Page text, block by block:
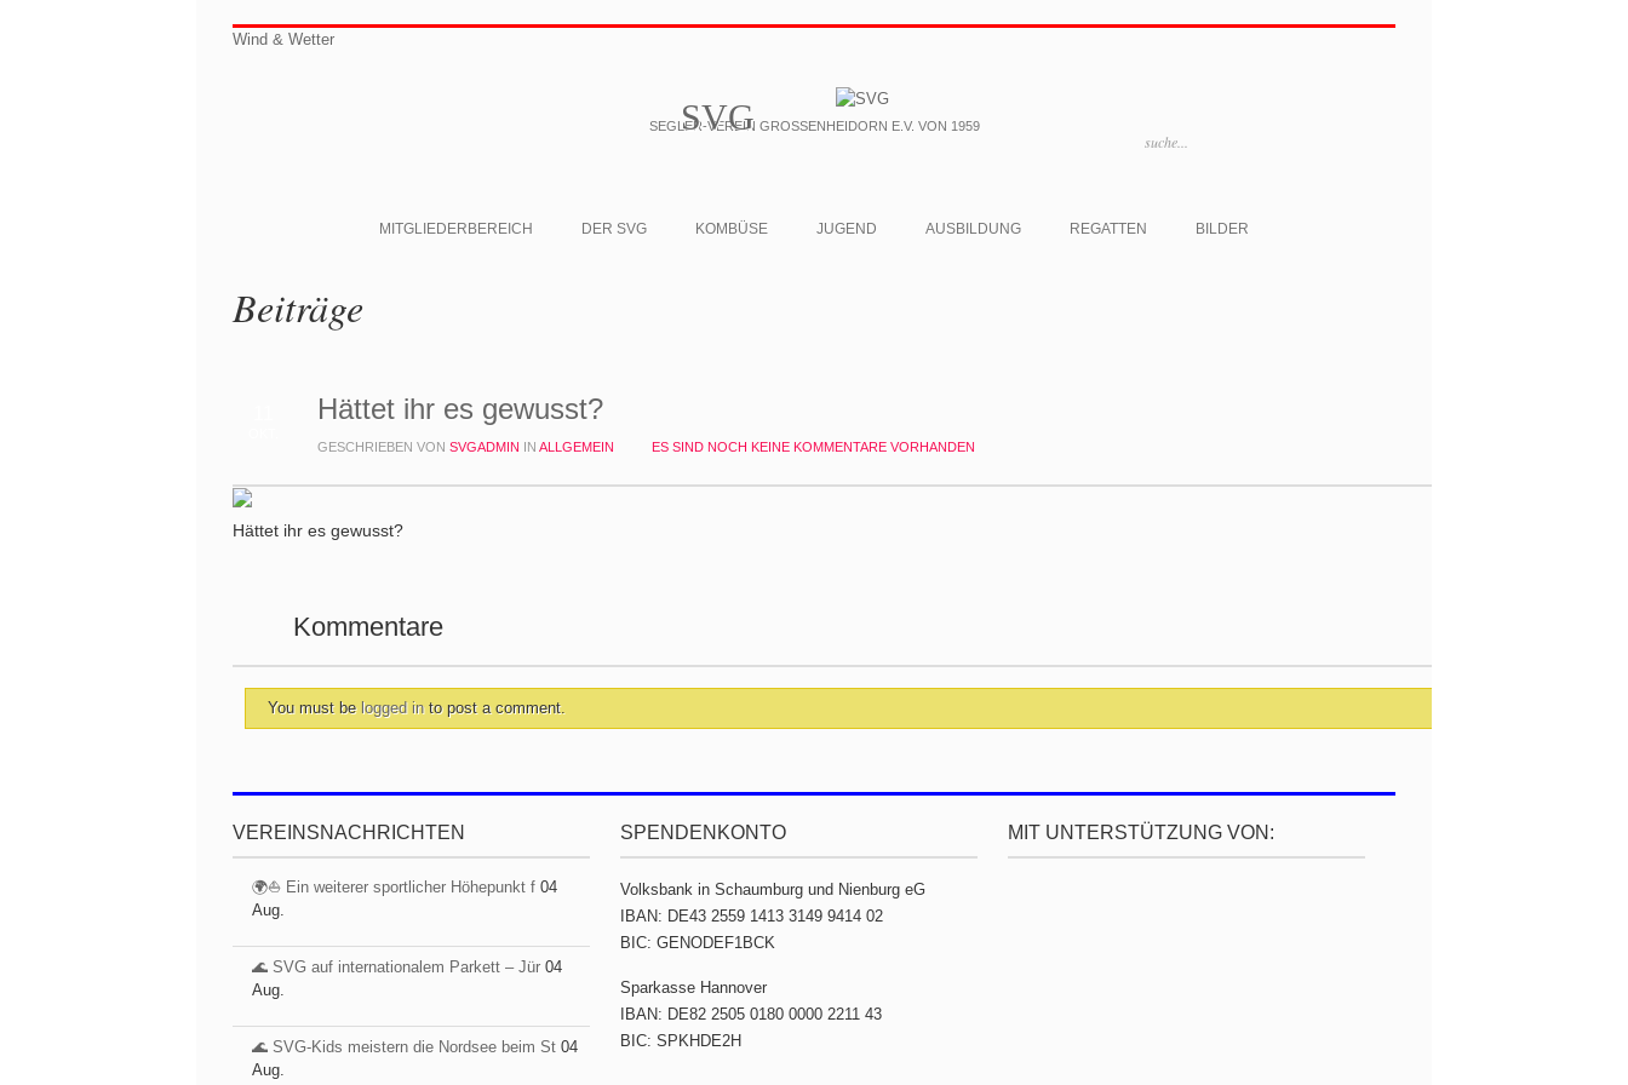
Wind & Wetter
SVG
SEGLER-VEREIN GROSSENHEIDORN E.V. VON 1959
MITGLIEDERBEREICH DER SVG KOMBÜSE JUGEND AUSBILDUNG REGATTEN BILDER
Beiträge
Hättet ihr es gewusst?
GESCHRIEBEN VON SVGADMIN IN ALLGEMEIN ES SIND NOCH KEINE KOMMENTARE VORHANDEN
Hättet ihr es gewusst?
Kommentare
You must be logged in to post a comment.
VEREINSNACHRICHTEN
🌍⛵ Ein weiterer sportlicher Höhepunkt f 04
Aug.
🌊 SVG auf internationalem Parkett – Jür 04
Aug.
🌊 SVG-Kids meistern die Nordsee beim St 04
Aug.
SPENDENKONTO
Volksbank in Schaumburg und Nienburg eG
IBAN: DE43 2559 1413 3149 9414 02
BIC: GENODEF1BCK
Sparkasse Hannover
IBAN: DE82 2505 0180 0000 2211 43
BIC: SPKHDE2H
MIT UNTERSTÜTZUNG VON: